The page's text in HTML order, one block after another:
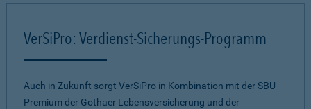
VerSiPro: Verdienst-Sicherungs-Programm
Auch in Zukunft sorgt VerSiPro in Kombination mit der SBU
Premium der Gothaer Lebensversicherung und der